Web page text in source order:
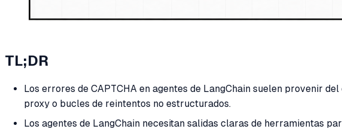
TL;DR
Los errores de CAPTCHA en agentes de LangChain suelen provenir
proxy o bucles de reintentos no estructurados.
Los agentes de LangChain necesitan salidas claras de herramientas